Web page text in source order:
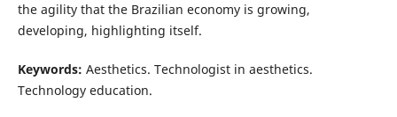
the agility that the Brazilian economy is growing,
developing, highlighting itself.
Keywords: Aesthetics. Technologist in aesthetics.
Technology education.